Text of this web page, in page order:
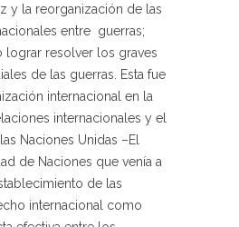
y la reorganización de las
entre guerras;
lograr resolver los graves
de las guerras. Esta fue
internacional en la
internacionales y el
Naciones Unidas –El
de Naciones que venía a
de las
internacional como